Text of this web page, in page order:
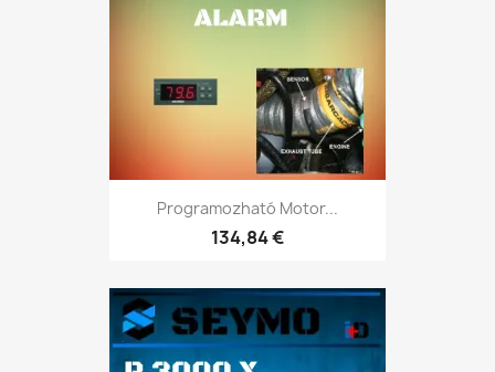
Programozható Motor...
134,84 €